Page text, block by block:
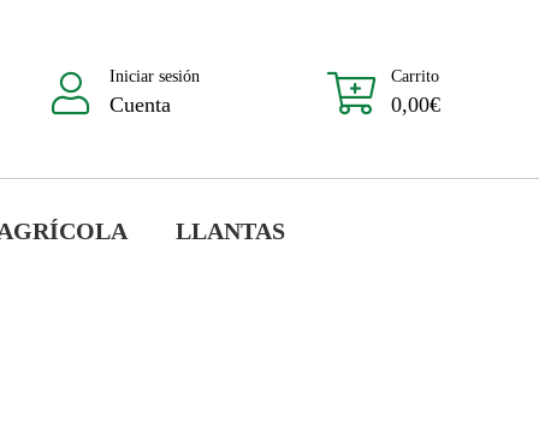
Iniciar sesión
Cuenta
Carrito
0,00€
LLANTAS